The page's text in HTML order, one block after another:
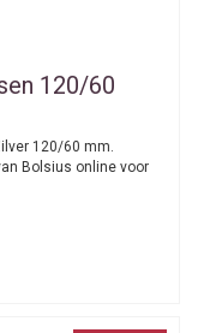
120/60
120/60 mm.
Bolsius online voor